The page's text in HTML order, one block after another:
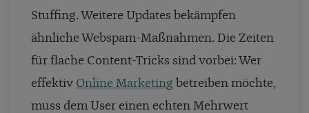
Stuffing. Weitere Updates bekämpfen
ähnliche Webspam-Maßnahmen. Die Zeiten
für flache Content-Tricks sind vorbei: Wer
effektiv Online Marketing betreiben möchte,
muss dem User einen echten Mehrwert